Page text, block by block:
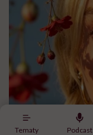
Tematy Podcast